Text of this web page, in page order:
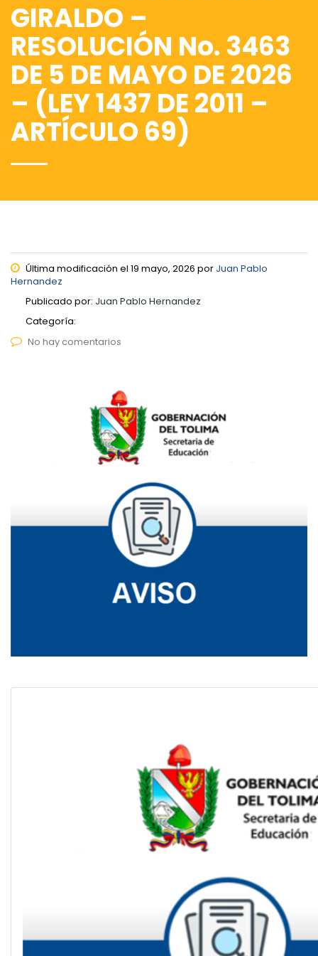
GIRALDO –
RESOLUCIÓN No. 3463
DE 5 DE MAYO DE 2026
– (LEY 1437 DE 2011 –
ARTÍCULO 69)
Última modificación el 19 mayo, 2026 por Juan Pablo
Hernandez
Publicado por: Juan Pablo Hernandez
Categoría:
No hay comentarios